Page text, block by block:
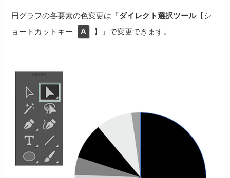
円グラフの各要素の色変更は「ダイレクト選択ツール【シ
ョートカットキー
A 】」で変更できます。